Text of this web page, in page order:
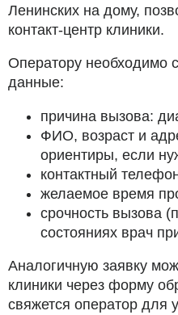
Ленинских на дому,
контакт-центр клиники.
Оператору необходимо
данные:
причина вызова:
ФИО, возраст и
ориентиры, если
контактный
желаемое время
срочность вызова
состояниях врач
Аналогичную заявку
клиники через форму
свяжется оператор для